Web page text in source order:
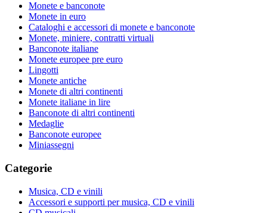
Monete e banconote
Monete in euro
Cataloghi e accessori di monete e banconote
Monete, miniere, contratti virtuali
Banconote italiane
Monete europee pre euro
Lingotti
Monete antiche
Monete di altri continenti
Monete italiane in lire
Banconote di altri continenti
Medaglie
Banconote europee
Miniassegni
Categorie
Musica, CD e vinili
Accessori e supporti per musica, CD e vinili